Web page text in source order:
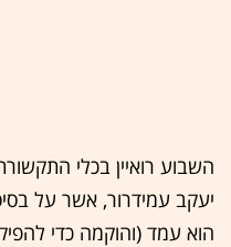
השבוע רואיין בכלי
יעקב עמידרור, אשר על
הוא עמד (והוקמה כדי